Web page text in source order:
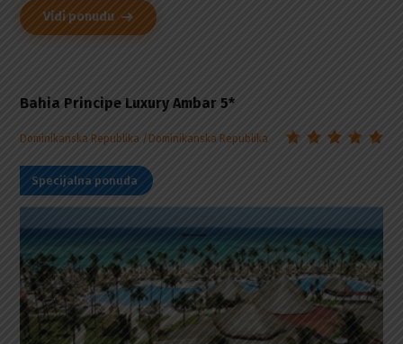
Vidi ponudu
Bahia Principe Luxury Ambar 5*
Dominikanska Republika Dominikanska Republika
Specijalna ponuda